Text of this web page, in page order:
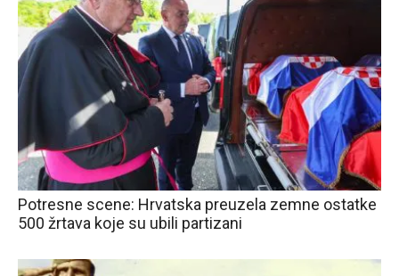
Potresne scene: Hrvatska preuzela zemne ostatke
500 žrtava koje su ubili partizani